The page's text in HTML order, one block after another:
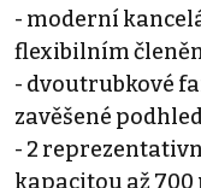
- moderní
flexibilním
- dvoutrubkové
zavěšené
- 2
kapacitou až